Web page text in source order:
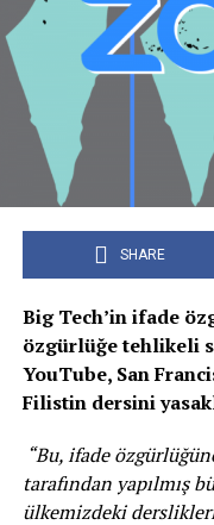
SHARE
Big Tech’in ifade
özgürlüğe tehlikeli
YouTube, San
Filistin dersini
“Bu, ifade
tarafından yapılmış
ülkemizdeki